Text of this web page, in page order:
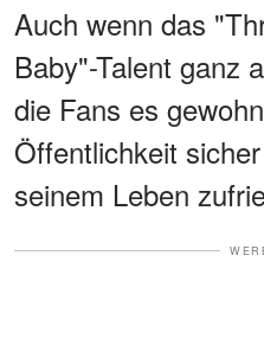
Auch wenn das
Baby"-Talent ganz
die Fans es
Öffentlichkeit
seinem Leben